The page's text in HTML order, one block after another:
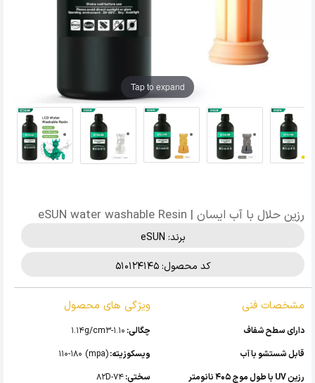
Tap to expand
رزین حلال با آب ایسان | eSUN water washable Resin
برند: eSUN
کد محصول: 510124145
مشخصات فنی
دارای سطح شفاف
قابل شستشو با آب
رزین UV با طول موج 405 نانومتر
ویژگی های محصول
چگالی: 1.10-1.14g/cm3
ویسکوزیته:(mpa) 110-180
سختی:74-82D